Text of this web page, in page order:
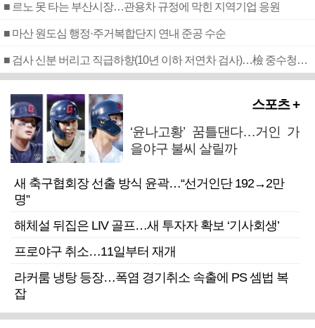
■ 르노 못 타는 부산시장…관용차 규정에 막힌 지역기업 응원
■ 마산 원도심 행정·주거복합단지 연내 준공 수순
■ 검사 신분 버리고 직급하향(10년 이하 저연차 검사)…檢 중수청행 기피
스포츠 +
‘윤나고황’ 꿈틀댄다…거인 가
을야구 불씨 살릴까
새 축구협회장 선출 방식 윤곽…“선거인단 192→2만
명”
해체설 뒤집은 LIV 골프…새 투자자 확보 ‘기사회생’
프로야구 취소…11일부터 재개
라커룸 냉탕 등장…폭염 경기취소 속출에 PS 셈법 복
잡